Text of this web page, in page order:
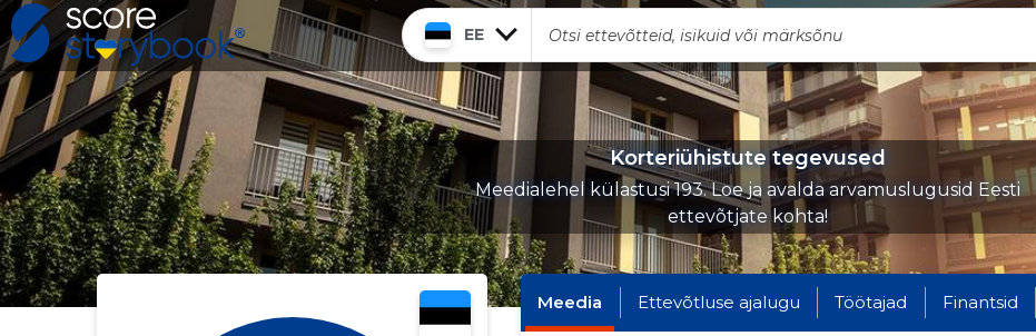
EE
Korteriühistute tegevused
Meedialehel külastusi 193. Loe ja avalda arvamuslugusid Eesti
ettevõtjate kohta!
Meedia Ettevõtluse ajalugu Töötajad Finantsid